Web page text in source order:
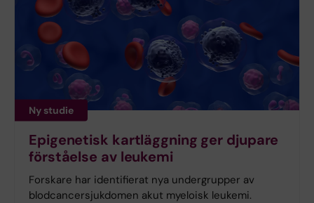
Ny studie
Epigenetisk kartläggning ger djupare
förståelse av leukemi
Forskare har identifierat nya undergrupper av
blodcancersjukdomen akut myeloisk leukemi.